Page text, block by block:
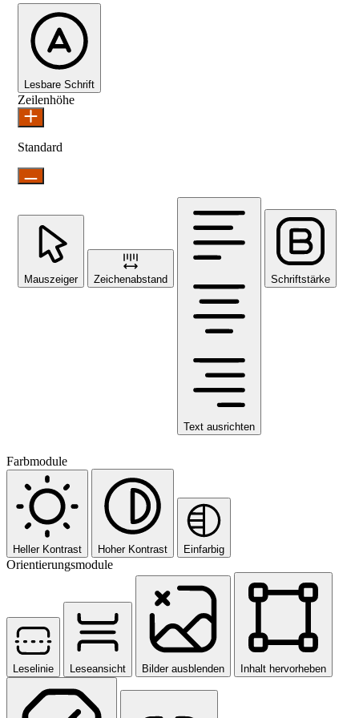
Lesbare Schrift
Zeilenhöhe
Standard
Mauszeiger Zeichenabstand
Text ausrichten
Schriftstärke
Farbmodule
Heller Kontrast Hoher Kontrast Einfarbig
Orientierungsmodule
Leselinie Leseansicht Bilder ausblenden Inhalt hervorheben